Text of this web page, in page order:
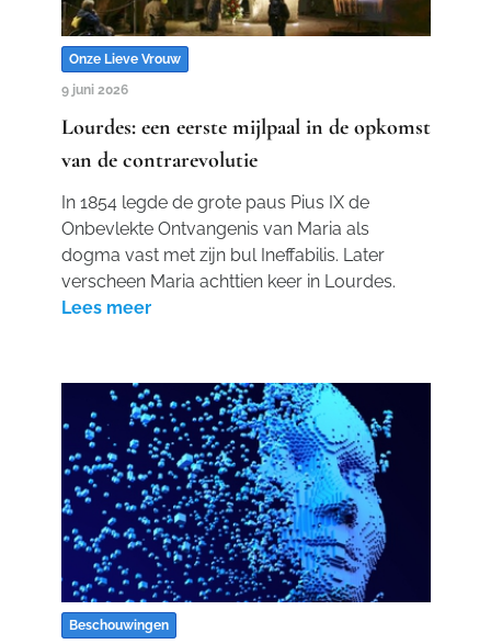
Onze Lieve Vrouw
9 juni 2026
Lourdes: een eerste mijlpaal in de opkomst
van de contrarevolutie
In 1854 legde de grote paus Pius IX de
Onbevlekte Ontvangenis van Maria als
dogma vast met zijn bul Ineffabilis. Later
verscheen Maria achttien keer in Lourdes.
Lees meer
Beschouwingen